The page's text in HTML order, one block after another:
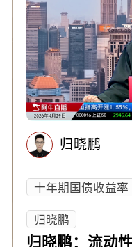
归晓鹏
十年期国债收益率
归晓鹏
归晓鹏：流动